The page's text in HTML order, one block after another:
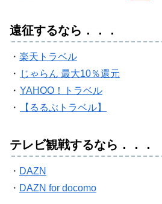
遠征するなら．．．
・ 楽天トラベル
・ じゃらん 最大10％還元
・ YAHOO！トラベル
・
【るるぶトラベル】
テレビ観戦するなら．．．
・ DAZN
・ DAZN for docomo